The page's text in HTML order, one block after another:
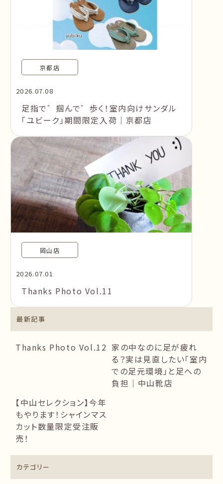
京都店
2026.07.08
足指で゛掴んで゛歩く！室内向けサンダル
「ユビーク」期間限定入荷｜京都店
岡山店
2026.07.01
Thanks Photo Vol.11
最新記事
Thanks Photo Vol.12 家の中なのに足が疲れ
る？実は見直したい「室内
での足元環境」と足への
負担｜中山靴店
【中山セレクション】今年
もやります！シャインマス
カット数量限定受注販
売！
カテゴリー